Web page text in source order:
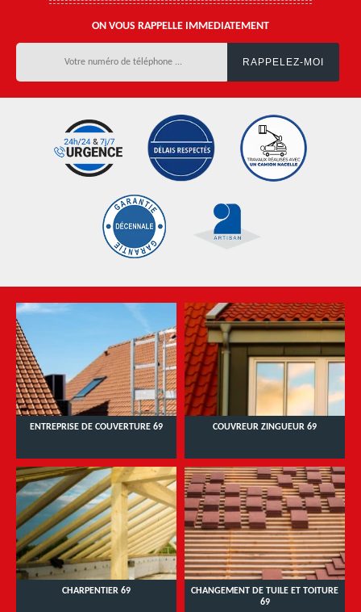
ON VOUS RAPPELLE IMMEDIATEMENT
ENTREPRISE DE COUVERTURE 69 COUVREUR ZINGUEUR 69
CHARPENTIER 69
CHANGEMENT DE TUILE ET TOITURE
69